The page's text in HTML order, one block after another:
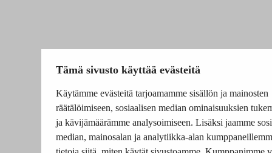
Tämä sivusto käyttää evästeitä
Käytämme evästeitä tarjoamamme sisällön ja mainosten
räätälöimiseen, sosiaalisen median ominaisuuksien
ja kävijämäärämme analysoimiseen. Lisäksi jaamme
median, mainosalan ja analytiikka-alan